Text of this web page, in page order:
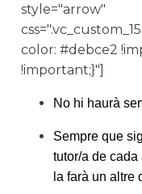
style="arrow"
color: #debce2
!important;}"]
No hi haurà
Sempre que
tutor/a de
la farà un altre